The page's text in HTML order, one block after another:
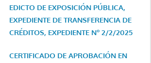
EDICTO DE EXPOSICIÓN PÚBLICA,
EXPEDIENTE DE TRANSFERENCIA DE
CRÉDITOS, EXPEDIENTE Nº 2/2/2025
CERTIFICADO DE APROBACIÓN EN